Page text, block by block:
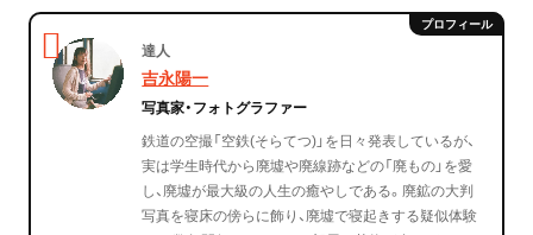
達人
吉永陽一
写真家・フォトグラファー
鉄道の空撮「空鉄(そらてつ)」を日々発表しているが、
実は学生時代から廃墟や廃線跡などの「廃もの」を愛
し、廃墟が最大級の人生の癒やしである。廃鉱の大判
写真を寝床の傍らに飾り、廃墟で寝起きする疑似体験